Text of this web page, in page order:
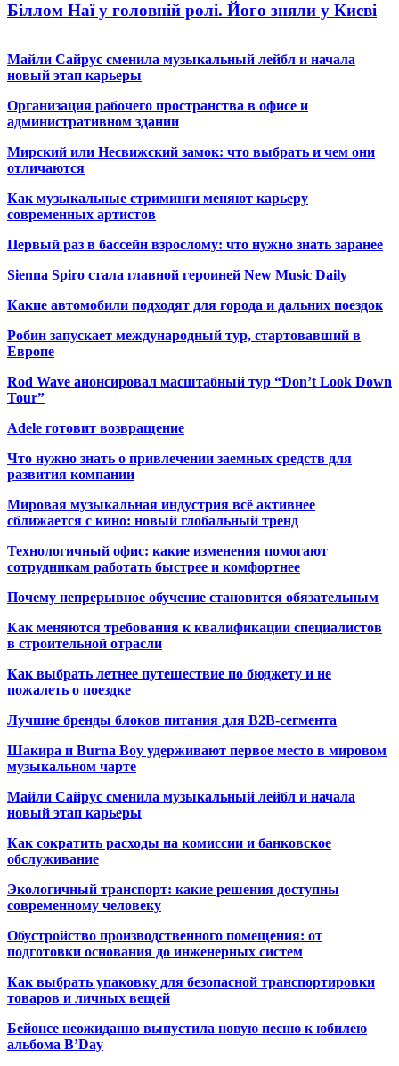
Біллом Наї у головній ролі. Його зняли у Києві
Майли Сайрус сменила музыкальный лейбл и начала
новый этап карьеры
Организация рабочего пространства в офисе и
административном здании
Мирский или Несвижский замок: что выбрать и чем они
отличаются
Как музыкальные стриминги меняют карьеру
современных артистов
Первый раз в бассейн взрослому: что нужно знать заранее
Sienna Spiro стала главной героиней New Music Daily
Какие автомобили подходят для города и дальних поездок
Робин запускает международный тур, стартовавший в
Европе
Rod Wave анонсировал масштабный тур “Don’t Look Down
Tour”
Adele готовит возвращение
Что нужно знать о привлечении заемных средств для
развития компании
Мировая музыкальная индустрия всё активнее
сближается с кино: новый глобальный тренд
Технологичный офис: какие изменения помогают
сотрудникам работать быстрее и комфортнее
Почему непрерывное обучение становится обязательным
Как меняются требования к квалификации специалистов
в строительной отрасли
Как выбрать летнее путешествие по бюджету и не
пожалеть о поездке
Лучшие бренды блоков питания для B2B-сегмента
Шакира и Burna Boy удерживают первое место в мировом
музыкальном чарте
Майли Сайрус сменила музыкальный лейбл и начала
новый этап карьеры
Как сократить расходы на комиссии и банковское
обслуживание
Экологичный транспорт: какие решения доступны
современному человеку
Обустройство производственного помещения: от
подготовки основания до инженерных систем
Как выбрать упаковку для безопасной транспортировки
товаров и личных вещей
Бейонсе неожиданно выпустила новую песню к юбилею
альбома B’Day